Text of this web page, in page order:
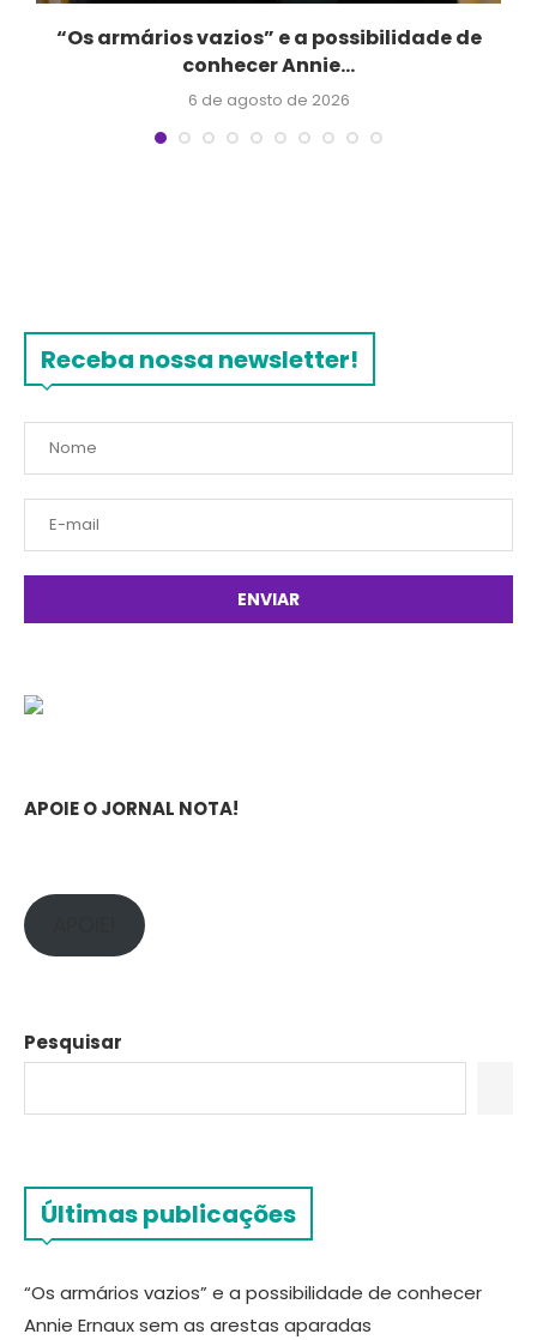
“Os armários vazios” e a possibilidade de
conhecer Annie...
6 de agosto de 2026
Receba nossa newsletter!
APOIE O JORNAL NOTA!
Pesquisar
Últimas publicações
“Os armários vazios” e a possibilidade de conhecer
Annie Ernaux sem as arestas aparadas